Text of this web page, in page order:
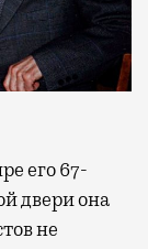
двери она
не